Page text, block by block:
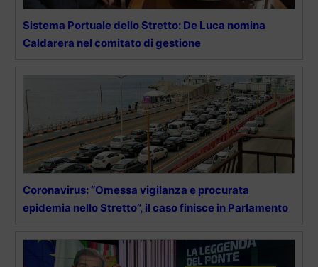
Sistema Portuale dello Stretto: De Luca nomina
Caldarera nel comitato di gestione
Coronavirus: “Omessa vigilanza e procurata
epidemia nello Stretto”, il caso finisce in Parlamento